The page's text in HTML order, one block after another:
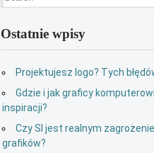
Ostatnie wpisy
Projektujesz logo? Tych
Gdzie i jak graficy
inspiracji?
Czy SI jest realnym
grafików?